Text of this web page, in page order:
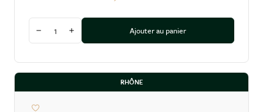
Quantité
Diminuer la quantité
Augmenter la quantitéAjouter au panier
RHÔNE